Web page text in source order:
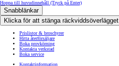
Hoppa till huvudinnehåll (Tryck på Enter)
Snabblänkar
Klicka för att stänga räckviddsöverlägget
Prislistor & broschyrer
Hitta återförsäljare
Boka provkörning
Kontakta verkstad
Boka service
Kontaktinformation